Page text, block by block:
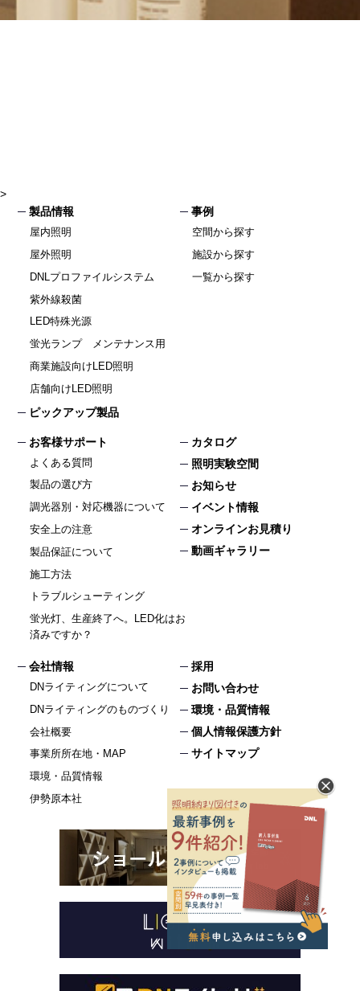
>
製品情報
屋内照明
屋外照明
DNLプロファイルシステム
紫外線殺菌
LED特殊光源
蛍光ランプ メンテナンス用
商業施設向けLED照明
店舗向けLED照明
ピックアップ製品
事例
空間から探す
施設から探す
一覧から探す
お客様サポート
よくある質問
製品の選び方
調光器別・対応機器について
安全上の注意
製品保証について
施工方法
トラブルシューティング
蛍光灯、生産終了へ。LED化はお
済みですか？
カタログ
照明実験空間
お知らせ
イベント情報
オンラインお見積り
動画ギャラリー
会社情報
DNライティングについて
DNライティングのものづくり
会社概要
事業所所在地・MAP
環境・品質情報
伊勢原本社
採用
お問い合わせ
環境・品質情報
個人情報保護方針
サイトマップ